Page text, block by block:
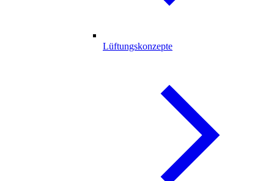
Lüftungskonzepte